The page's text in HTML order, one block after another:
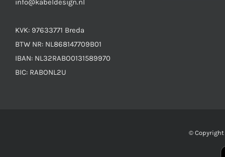
info@kabeldesign.nl
KVK: 97633771 Breda
BTW NR: NL868147709B01
IBAN: NL32RABO0131589970
BIC: RABONL2U
© Copyright